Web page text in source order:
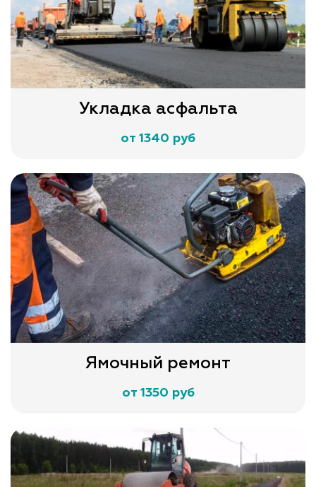
Укладка асфальта
от 1340 руб
Ямочный ремонт
от 1350 руб